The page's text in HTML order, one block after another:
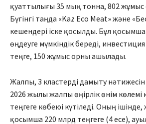
қуаттылығы 35 мың тонна, 802
Бүгінгі таңда «Kaz Eco Meat» және
кешендері іске қосылды. Бұл
өңдеуге мүмкіндік береді,
теңге, 150 жұмыс орны ашылады.
Жалпы, 3 кластерді дамыту
2026 жылы жалпы өңірлік өнім
теңгеге көбеюі күтіледі. Оның ішінде,
қосымша 220 млрд теңгеге (4 есе),